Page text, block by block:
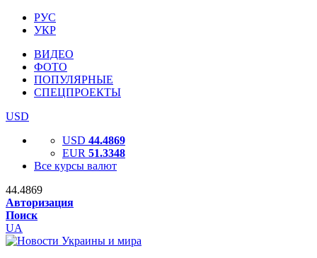
РУС
УКР
ВИДЕО
ФОТО
ПОПУЛЯРНЫЕ
СПЕЦПРОЕКТЫ
USD
USD 44.4869
EUR 51.3348
Все курсы валют
44.4869
Авторизация
Поиск
UA